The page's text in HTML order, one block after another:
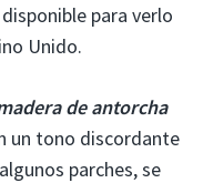
para verlo
Unido.
de antorcha
un tono discordante
parches, se